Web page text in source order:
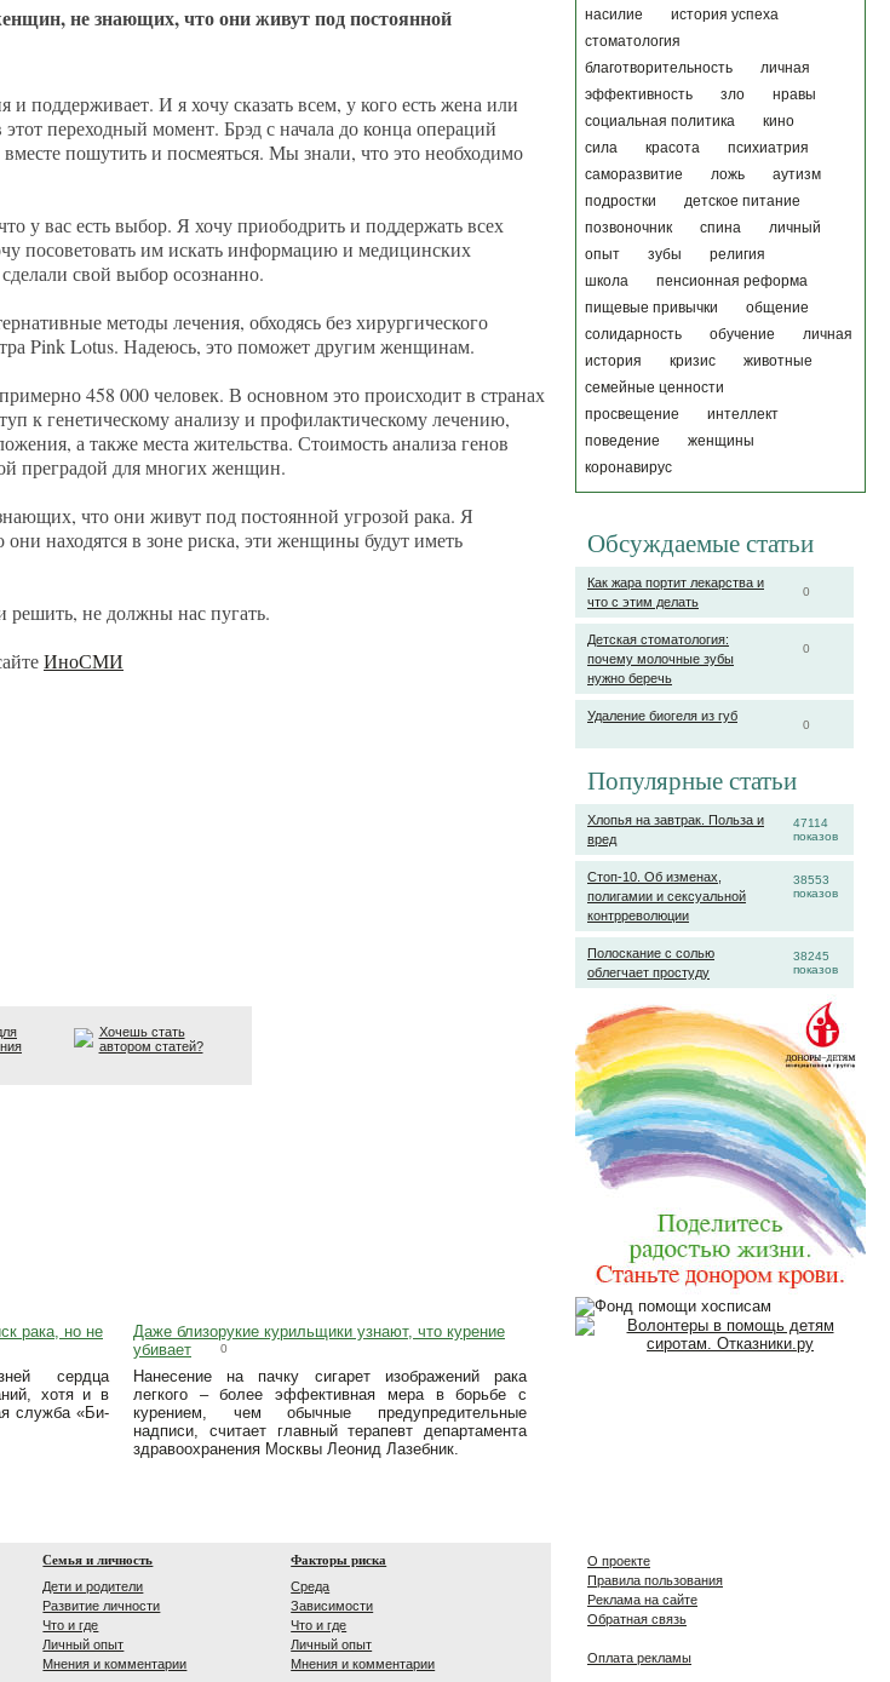
насилие
история успеха
стоматология
благотворительность
личная
эффективность
зло
нравы
социальная политика
кино
сила
красота
психиатрия
саморазвитие
ложь
аутизм
подростки
детское питание
позвоночник
спина
личный
опыт
зубы
религия
школа
пенсионная реформа
пищевые привычки
общение
солидарность
обучение
личная
история
кризис
животные
семейные ценности
просвещение
интеллект
поведение
женщины
коронавирус
Обсуждаемые статьи
0
Как жара портит лекарства и
что с этим делать
0
Детская стоматология:
почему молочные зубы
нужно беречь
0
Удаление биогеля из губ
Популярные статьи
47114
показов
Хлопья на завтрак. Польза и
вред
38553
показов
Стоп-10. Об изменах,
полигамии и сексуальной
контрреволюции
38245
показов
Полоскание с солью
облегчает простуду
не знающих, что они живут под постоянной
и поддерживает. И я хочу сказать всем, у кого есть жена или
переходный момент. Брэд с начала до конца операций
пошутить и посмеяться. Мы знали, что это необходимо
у вас есть выбор. Я хочу приободрить и поддержать всех
посоветовать им искать информацию и медицинских
свой выбор осознанно.
методы лечения, обходясь без хирургического
Pink Lotus. Надеюсь, это поможет другим женщинам.
458 000 человек. В основном это происходит в странах
к генетическому анализу и профилактическому лечению,
а также места жительства. Стоимость анализа генов
преградой для многих женщин.
что они живут под постоянной угрозой рака. Я
они находятся в зоне риска, эти женщины будут иметь
не должны нас пугать.
ИноСМИ
Хочешь стать
автором статей?
рака, но не
сердца
хотя и в
служба «Би-
Даже близорукие курильщики узнают, что курение
убивает
0
Нанесение на пачку сигарет изображений рака
легкого – более эффективная мера в борьбе с
курением, чем обычные предупредительные
надписи, считает главный терапевт департамента
здравоохранения Москвы Леонид Лазебник.
О проекте
Правила пользования
Реклама на сайте
Обратная связь
Оплата рекламы
Семья и личность
Дети и родители
Развитие личности
Что и где
Личный опыт
Мнения и комментарии
Факторы риска
Среда
Зависимости
Что и где
Личный опыт
Мнения и комментарии